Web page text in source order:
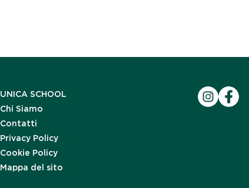
UNICA SCHOOL
Chi Siamo
Contatti
Privacy Policy
Cookie Policy
Mappa del sito